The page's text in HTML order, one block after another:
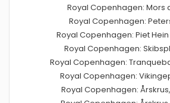
Royal Copenhagen: Mors
Royal Copenhagen:
Royal Copenhagen: Piet
Royal Copenhagen:
Royal Copenhagen:
Royal Copenhagen:
Royal Copenhagen: